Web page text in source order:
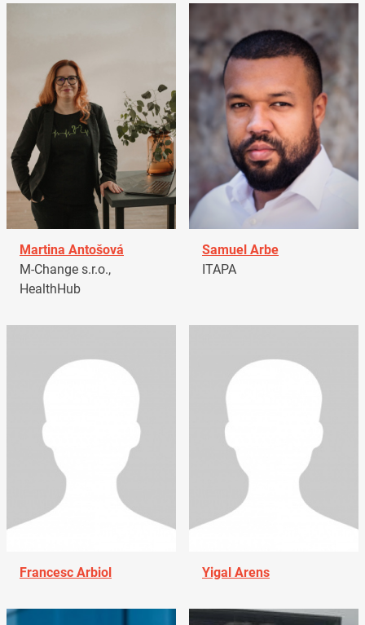
Martina Antošová
M-Change s.r.o.,
HealthHub
Samuel Arbe
ITAPA
Francesc Arbiol Yigal Arens